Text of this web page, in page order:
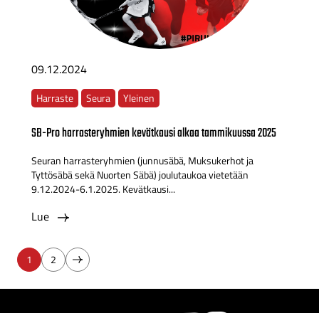
09.12.2024
Harraste Seura Yleinen
SB-Pro harrasteryhmien kevätkausi alkaa tammikuussa 2025
Seuran harrasteryhmien (junnusäbä, Muksukerhot ja
Tyttösäbä sekä Nuorten Säbä) joulutaukoa vietetään
9.12.2024-6.1.2025. Kevätkausi...
Lue
1 2 Seuraava
sivu